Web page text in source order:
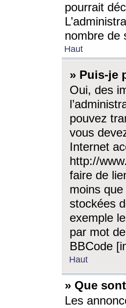
pourrait
nombre de
Haut
» Puis-je
Oui, des
pouvez
vous
Internet
http://
faire de
moins
stockées
exemple
par mot
BBCode
Haut
» Que
Les